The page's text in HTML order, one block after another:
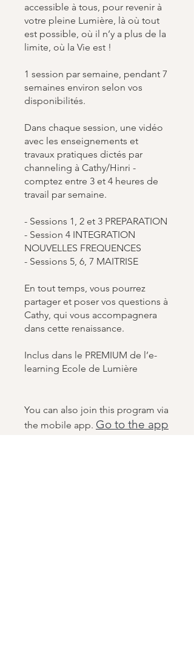
accessible à tous, pour revenir à
votre pleine Lumière, là où tout
est possible, où il n’y a plus de la
limite, où la Vie est !
1 session par semaine, pendant 7
semaines environ selon vos
disponibilités.
Dans chaque session, une vidéo
avec les enseignements et
travaux pratiques dictés par
channeling à Cathy/Hinri -
comptez entre 3 et 4 heures de
travail par semaine.
- Sessions 1, 2 et 3 PREPARATION
- Session 4 INTEGRATION
NOUVELLES FREQUENCES
- Sessions 5, 6, 7 MAITRISE
En tout temps, vous pourrez
partager et poser vos questions à
Cathy, qui vous accompagnera
dans cette renaissance.
Inclus dans le PREMIUM de l’e-
learning Ecole de Lumière
You can also join this program via
the mobile app. Go to the app